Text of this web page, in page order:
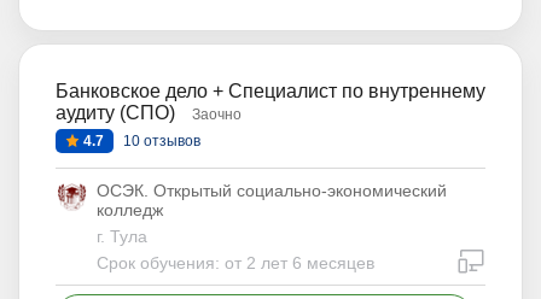
Банковское дело + Специалист по внутреннему
аудиту (СПО)
Заочно
4.7
10 отзывов
ОСЭК. Открытый социально-экономический
колледж
г. Тула
Срок обучения: от 2 лет 6 месяцев